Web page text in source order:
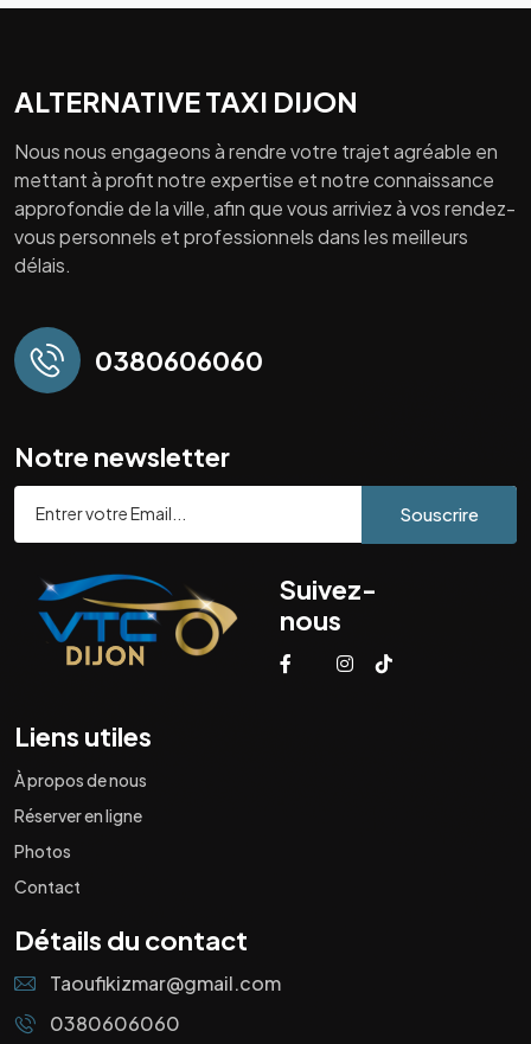
ALTERNATIVE TAXI DIJON
Nous nous engageons à rendre votre trajet agréable en
mettant à profit notre expertise et notre connaissance
approfondie de la ville, afin que vous arriviez à vos rendez-
vous personnels et professionnels dans les meilleurs
délais.
0380606060
Notre newsletter
Souscrire
Suivez-
nous
Liens utiles
À propos de nous
Réserver en ligne
Photos
Contact
Détails du contact
Taoufikizmar@gmail.com
0380606060